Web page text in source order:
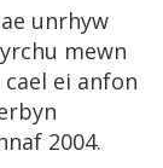
unrhyw
mewn
ei anfon
2004.